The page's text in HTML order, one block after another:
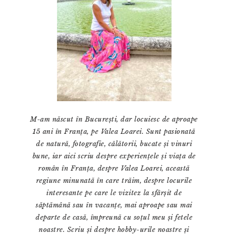
M-am născut în București, dar locuiesc de aproape
15 ani în Franța, pe Valea Loarei. Sunt pasionată
de natură, fotografie, călătorii, bucate și vinuri
bune, iar aici scriu despre experiențele și viața de
român în Franța, despre Valea Loarei, această
regiune minunată în care trăim, despre locurile
interesante pe care le vizitez la sfârșit de
săptămână sau în vacanțe, mai aproape sau mai
departe de casă, împreună cu soțul meu și fetele
noastre. Scriu și despre hobby-urile noastre și